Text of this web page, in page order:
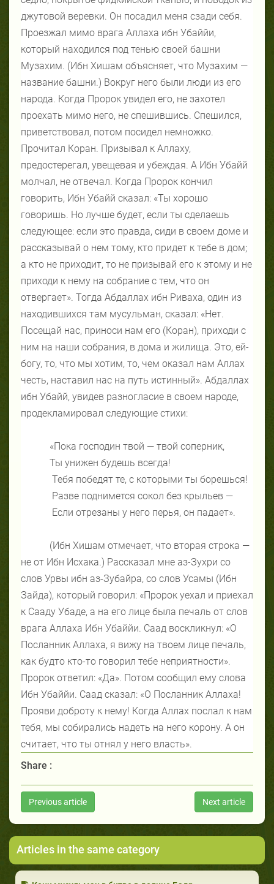
джутовой веревки. Он посадил меня сзади себя.
Проезжал мимо врага Аллаха ибн Убаййи,
который находился под тенью своей башни
Музахим. (Ибн Хишам объясняет, что Музахим —
название башни.) Вокруг него были люди из его
народа. Когда Пророк увидел его, не захотел
проехать мимо него, не спешившись. Спешился,
приветствовал, потом посидел немножко.
Прочитал Коран. Призывал к Аллаху,
предостерегал, увещевая и убеждая. А Ибн Убайй
молчал, не отвечал. Когда Пророк кончил
говорить, Ибн Убайй сказал: «Ты хорошо
говоришь. Но лучше будет, если ты сделаешь
следующее: если это правда, сиди в своем доме и
рассказывай о нем тому, кто придет к тебе в дом;
а кто не приходит, то не призывай его к этому и не
приходи к нему на собрание с тем, что он
отвергает». Тогда Абдаллах ибн Риваха, один из
находившихся там мусульман, сказал: «Нет.
Посещай нас, приноси нам его (Коран), приходи с
ним на наши собрания, в дома и жилища. Это, ей-
богу, то, что мы хотим, то, чем оказал нам Аллах
честь, наставил нас на путь истинный». Абдаллах
ибн Убайй, увидев разногласие в своем народе,
продекламировал следующие стихи:
«Пока господин твой — твой соперник,
Ты унижен будешь всегда!
Тебя победят те, с которыми ты борешься!
Разве поднимется сокол без крыльев —
Если отрезаны у него перья, он падает».
(Ибн Хишам отмечает, что вторая строка —
не от Ибн Исхака.) Рассказал мне аз-Зухри со
слов Урвы ибн аз-Зубайра, со слов Усамы (Ибн
Зайда), который говорил: «Пророк уехал и приехал
к Сааду Убаде, а на его лице была печаль от слов
врага Аллаха Ибн Убаййи. Саад воскликнул: «О
Посланник Аллаха, я вижу на твоем лице печаль,
как будто кто-то говорил тебе неприятности».
Пророк ответил: «Да». Потом сообщил ему слова
Ибн Убаййи. Саад сказал: «О Посланник Аллаха!
Прояви доброту к нему! Когда Аллах послал к нам
тебя, мы собирались надеть на него корону. А он
считает, что ты отнял у него власть».
Share :
Previous article Next article
Articles in the same category